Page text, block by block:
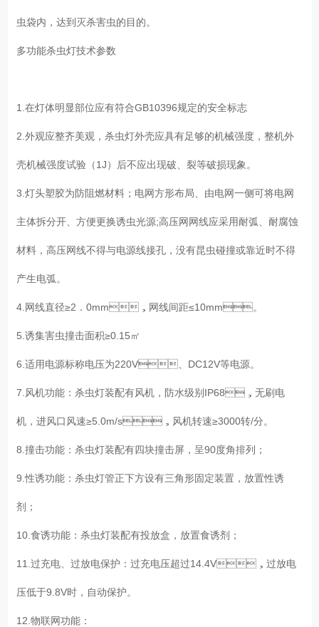
虫袋内，达到灭杀害虫的目的。
多功能杀虫灯技术参数
1.在灯体明显部位应有符合GB10396规定的安全标志
2.外观应整齐美观，杀虫灯外壳应具有足够的机械强度，整机外
壳机械强度试验（1J）后不应出现破、裂等破损现象。
3.灯头塑胶为防阻燃材料；电网方形布局、由电网一侧可将电网
主体拆分开、方便更换诱虫光源;高压网网线应采用耐弧、耐腐蚀
材料，高压网线不得与电源线接孔，没有昆虫碰撞或靠近时不得
产生电弧。
4.网线直径≥2．0mm，网线间距≤10mm。
5.诱集害虫撞击面积≥0.15㎡
6.适用电源标称电压为220V、DC12V等电源。
7.风机功能：杀虫灯装配有风机，防水级别IP68，无刷电
机，进风口风速≥5.0m/s，风机转速≥3000转/分。
8.撞击功能：杀虫灯装配有四块撞击屏，呈90度角排列；
9.性诱功能：杀虫灯管正下方设有三角形固定装置，放置性诱
剂；
10.食诱功能：杀虫灯装配有投放盒，放置食诱剂；
11.过充电、过放电保护：过充电压超过14.4V，过放电
压低于9.8V时，自动保护。
12.物联网功能：